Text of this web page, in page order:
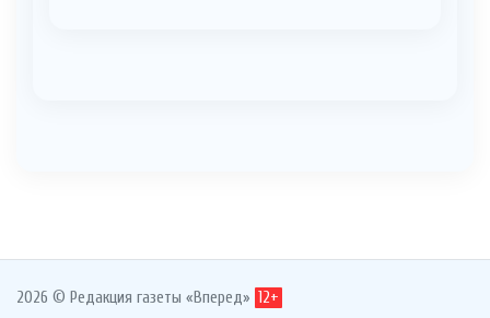
2026 © Редакция газеты «Вперед» 12+